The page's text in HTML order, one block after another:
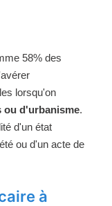
58% des
lorsqu'on
ou d'urbanisme.
d'un état
ou d'un acte de
à